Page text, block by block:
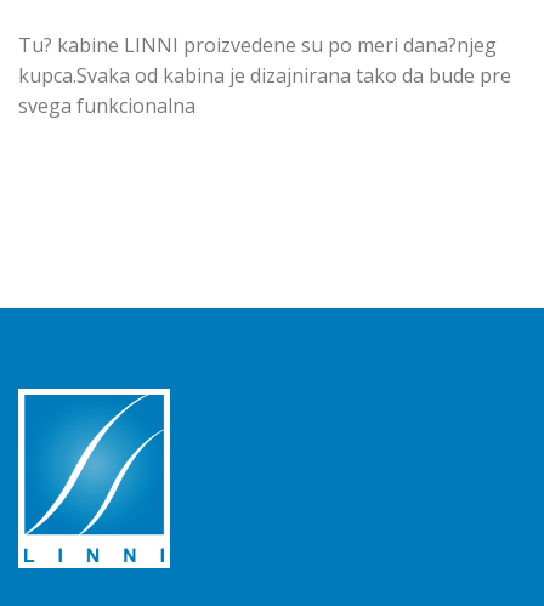
Tu? kabine LINNI proizvedene su po meri dana?njeg
kupca.Svaka od kabina je dizajnirana tako da bude pre
svega funkcionalna